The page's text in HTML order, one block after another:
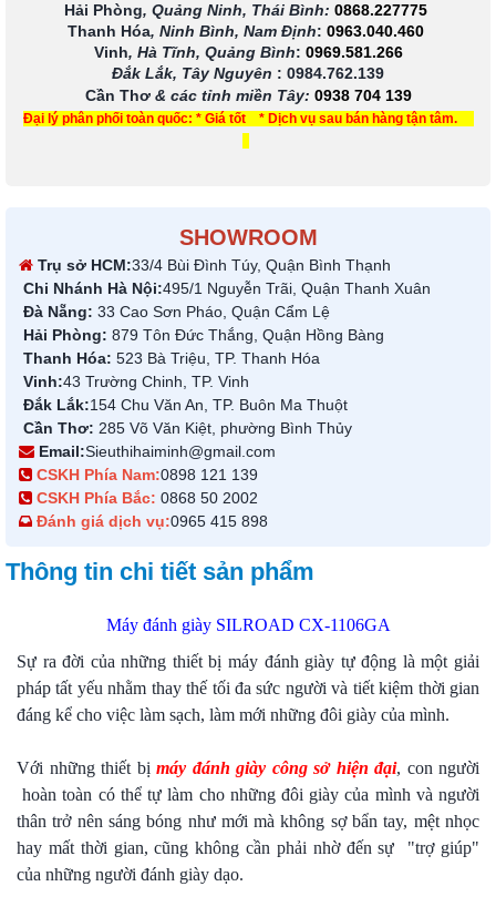
Hải Phòng, Quảng Ninh, Thái Bình: 0868.227775
Thanh Hóa, Ninh Bình, Nam Định: 0963.040.460
Vinh, Hà Tĩnh, Quảng Bình: 0969.581.266
Đắk Lắk, Tây Nguyên : 0984.762.139
Cần Thơ & các tỉnh miền Tây: 0938 704 139
Đại lý phân phối toàn quốc: * Giá tốt * Dịch vụ sau bán hàng tận tâm.
SHOWROOM
Trụ sở HCM:33/4 Bùi Đình Túy, Quận Bình Thạnh
Chi Nhánh Hà Nội:495/1 Nguyễn Trãi, Quận Thanh Xuân
Đà Nẵng: 33 Cao Sơn Pháo, Quận Cẩm Lệ
Hải Phòng: 879 Tôn Đức Thắng, Quận Hồng Bàng
Thanh Hóa: 523 Bà Triệu, TP. Thanh Hóa
Vinh:43 Trường Chinh, TP. Vinh
Đắk Lắk:154 Chu Văn An, TP. Buôn Ma Thuột
Cần Thơ: 285 Võ Văn Kiệt, phường Bình Thủy
Email:Sieuthihaiminh@gmail.com
CSKH Phía Nam:0898 121 139
CSKH Phía Bắc: 0868 50 2002
Đánh giá dịch vụ:0965 415 898
Thông tin chi tiết sản phẩm
Máy đánh giày SILROAD CX-1106GA
Sự ra đời của những thiết bị máy đánh giày tự động là một giải
pháp tất yếu nhằm thay thế tối đa sức người và tiết kiệm thời gian
đáng kể cho việc làm sạch, làm mới những đôi giày của mình.
Với những thiết bị máy đánh giày công sở hiện đại, con người
hoàn toàn có thể tự làm cho những đôi giày của mình và người
thân trở nên sáng bóng như mới mà không sợ bẩn tay, mệt nhọc
hay mất thời gian, cũng không cần phải nhờ đến sự "trợ giúp"
của những người đánh giày dạo.